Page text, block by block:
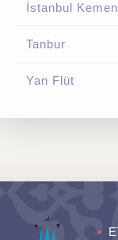
İstanbul
Tanbur
Yan Flüt